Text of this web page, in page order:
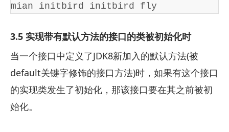
mian initbird initbird fly
3.5 实现带有默认方法的接口的类被初始化时
当一个接口中定义了JDK8新加入的默认方法(被
default关键字修饰的接口方法)时，如果有这个接口
的实现类发生了初始化，那该接口要在其之前被初
始化。